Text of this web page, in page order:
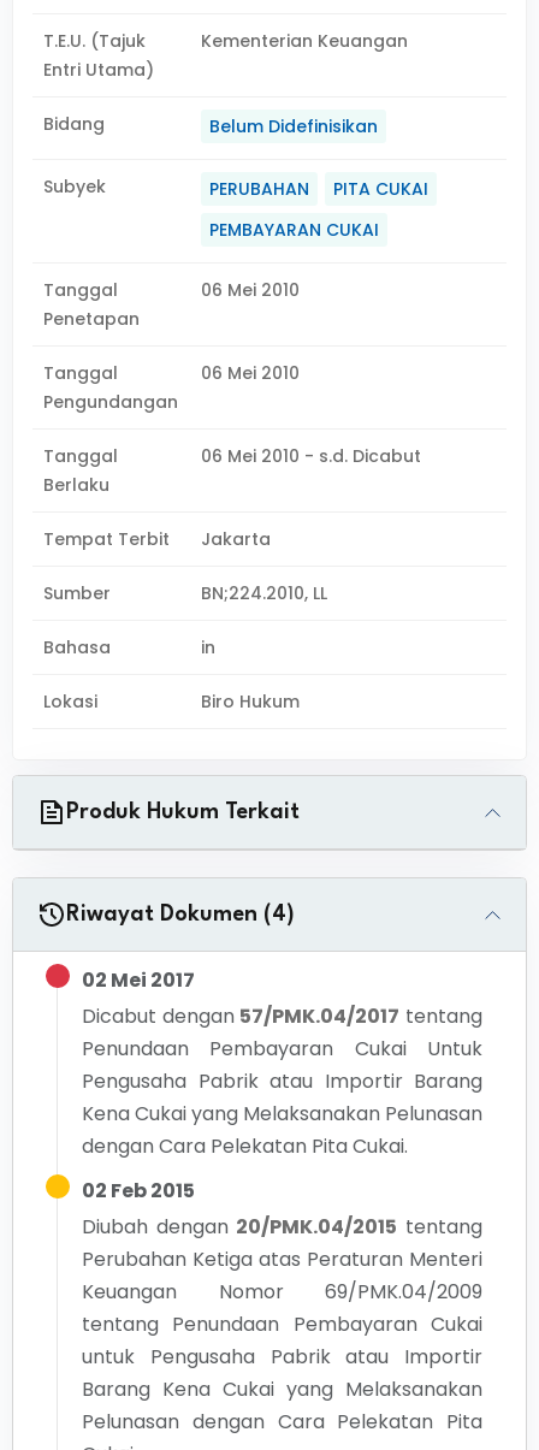
T.E.U. (Tajuk
Entri Utama)
Kementerian Keuangan
Bidang Belum Didefinisikan
Subyek PERUBAHAN
PITA CUKAI
PEMBAYARAN CUKAI
Tanggal
Penetapan
06 Mei 2010
Tanggal
Pengundangan
06 Mei 2010
Tanggal
Berlaku
06 Mei 2010 - s.d. Dicabut
Tempat Terbit Jakarta
Sumber BN;224.2010, LL
Bahasa in
Lokasi Biro Hukum
Produk Hukum Terkait
Riwayat Dokumen (4)
02 Mei 2017
Dicabut dengan 57/PMK.04/2017 tentang
Penundaan Pembayaran Cukai Untuk
Pengusaha Pabrik atau Importir Barang
Kena Cukai yang Melaksanakan Pelunasan
dengan Cara Pelekatan Pita Cukai.
02 Feb 2015
Diubah dengan 20/PMK.04/2015 tentang
Perubahan Ketiga atas Peraturan Menteri
Keuangan Nomor 69/PMK.04/2009
tentang Penundaan Pembayaran Cukai
untuk Pengusaha Pabrik atau Importir
Barang Kena Cukai yang Melaksanakan
Pelunasan dengan Cara Pelekatan Pita